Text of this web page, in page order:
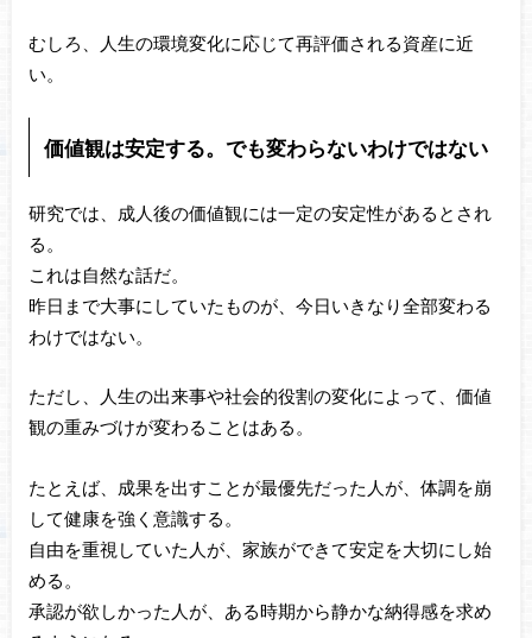
むしろ、人生の環境変化に応じて再評価される資産に近
い。
価値観は安定する。でも変わらないわけではない
研究では、成人後の価値観には一定の安定性があるとされ
る。
これは自然な話だ。
昨日まで大事にしていたものが、今日いきなり全部変わる
わけではない。
ただし、人生の出来事や社会的役割の変化によって、価値
観の重みづけが変わることはある。
たとえば、成果を出すことが最優先だった人が、体調を崩
して健康を強く意識する。
自由を重視していた人が、家族ができて安定を大切にし始
める。
承認が欲しかった人が、ある時期から静かな納得感を求め